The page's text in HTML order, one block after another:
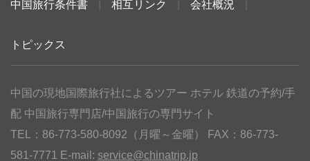
中国旅行条件書 相互リンク 会社概況
トピックス
中国の現地国際旅行社によるツアー ホテル 鉄道の予約/手
配 中国旅行専門店/中国旅行の専門サイト
TEL：86-773-580-8092（月曜～金曜） FAX：86-773-
581-7771 E-mail: service@chinatrip.jp